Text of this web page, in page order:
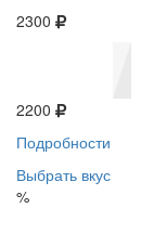
2300
2200
Подробности
Выбрать вкус
%